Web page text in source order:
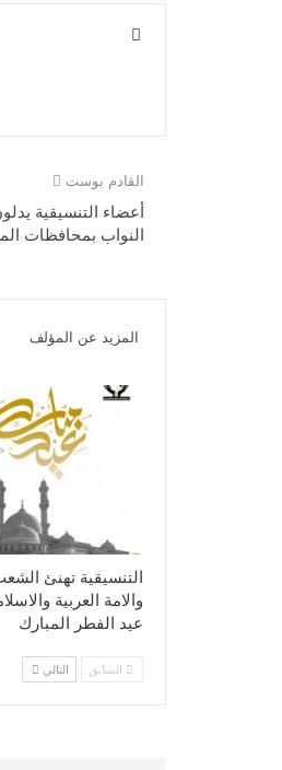
القادم بوست
أعضاء التنسيقية
النواب بمحافظات
المزيد عن المؤلف
التنسيقية تهنئ
والامة العربية
عيد الفطر المبارك
السابق التالي